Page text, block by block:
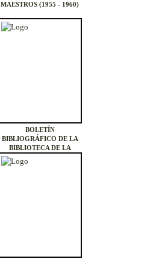
MAESTROS (1955 - 1960)
BOLETÍN
BIBLIOGRÁFICO DE LA
BIBLIOTECA DE LA
FACULTAD DE DERECHO
Y CIENCIAS SOCIALES DE